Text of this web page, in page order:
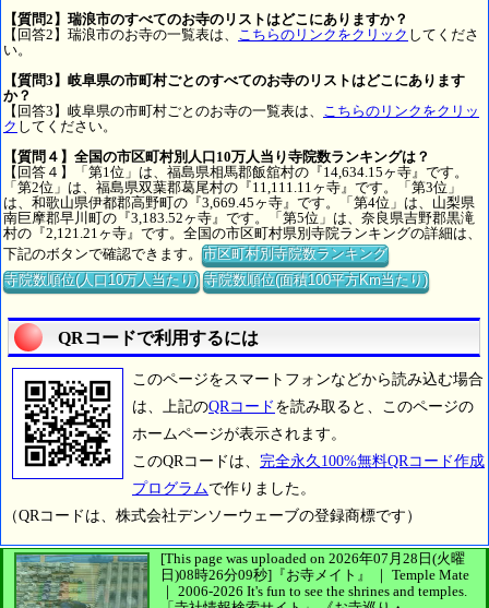
【質問2】瑞浪市のすべてのお寺のリストはどこにありますか？
【回答2】瑞浪市のお寺の一覧表は、
こちらのリンクをクリック してくださ
い。
【質問3】岐阜県の市町村ごとのすべてのお寺のリストはどこにあります
か？
【回答3】岐阜県の市町村ごとのお寺の一覧表は、
こちらのリンクをクリッ
ク してください。
【質問４】全国の市区町村別人口10万人当り寺院数ランキングは？
【回答４】「第1位」は、福島県相馬郡飯舘村の『14,634.15ヶ寺』です。
「第2位」は、福島県双葉郡葛尾村の『11,111.11ヶ寺』です。「第3位」
は、和歌山県伊都郡高野町の『3,669.45ヶ寺』です。「第4位」は、山梨県
南巨摩郡早川町の『3,183.52ヶ寺』です。「第5位」は、奈良県吉野郡黒滝
村の『2,121.21ヶ寺』です。全国の市区町村県別寺院ランキングの詳細は、
下記のボタンで確認できます。市区町村別寺院数ランキング
寺院数順位(人口10万人当たり) 寺院数順位(面積100平方Km当たり)
QRコードで利用するには
このページをスマートフォンなどから読み込む場合
は、上記のQRコード を読み取ると、このページの
ホームページが表示されます。
このQRコードは、 完全永久100%無料QRコード作成
プログラムで作りました。
（QRコードは、株式会社デンソーウェーブの登録商標です）
[This page was uploaded on 2026年07月28日(火曜
日)08時26分09秒] 『お寺メイト』 ｜ Temple Mate
｜ 2006-2026 It's fun to see the shrines and temples.